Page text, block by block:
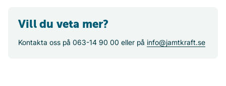
Vill du veta mer?
Kontakta oss på 063-14 90 00 eller på info@jamtkraft.se